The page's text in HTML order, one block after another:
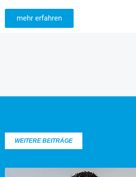
mehr erfahren
WEITERE BEITRÄGE